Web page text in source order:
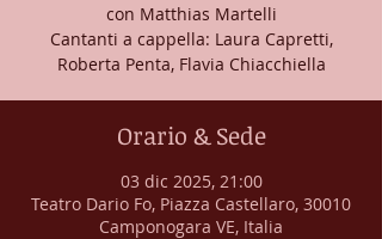
con Matthias Martelli
Cantanti a cappella: Laura Capretti,
Roberta Penta, Flavia Chiacchiella
Orario & Sede
03 dic 2025, 21:00
Teatro Dario Fo, Piazza Castellaro, 30010
Camponogara VE, Italia